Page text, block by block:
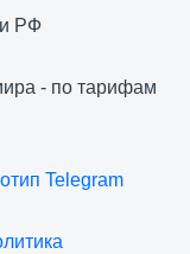
РФ
- по тарифам